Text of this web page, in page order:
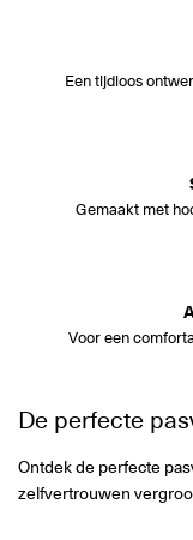
Een tijdloos
Gemaakt met
Voor een
De perfecte
Ontdek de perfecte
zelfvertrouwen